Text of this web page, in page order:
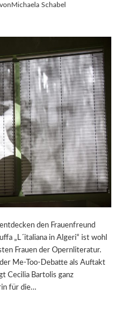
vonMichaela Schabel
den Frauenfreund
„L´italiana in Algeri“ ist wohl
Frauen der Opernliteratur.
Me-Too-Debatte als Auftakt
Cecilia Bartolis ganz
für die…